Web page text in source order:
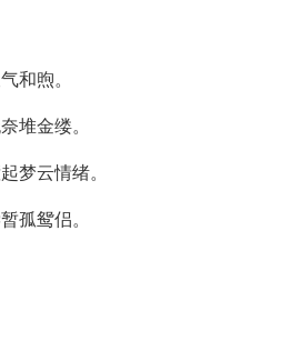
和煦。
堆金缕。
梦云情绪。
孤鸳侣。